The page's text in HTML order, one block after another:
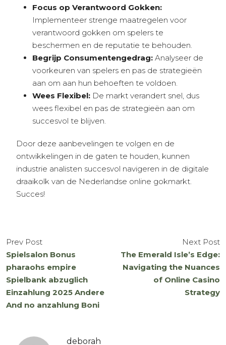
Focus op Verantwoord Gokken:
Implementeer strenge maatregelen voor
verantwoord gokken om spelers te
beschermen en de reputatie te behouden.
Begrijp Consumentengedrag: Analyseer de
voorkeuren van spelers en pas de strategieën
aan om aan hun behoeften te voldoen.
Wees Flexibel: De markt verandert snel, dus
wees flexibel en pas de strategieën aan om
succesvol te blijven.
Door deze aanbevelingen te volgen en de
ontwikkelingen in de gaten te houden, kunnen
industrie analisten succesvol navigeren in de digitale
draaikolk van de Nederlandse online gokmarkt.
Succes!
Prev Post
Spielsalon Bonus
pharaohs empire
Spielbank abzuglich
Einzahlung 2025 Andere
And no anzahlung Boni
Next Post
The Emerald Isle’s Edge:
Navigating the Nuances
of Online Casino
Strategy
deborah